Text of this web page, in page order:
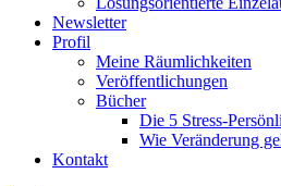
Newsletter
Profil
Meine Räumlichkeiten
Veröffentlichungen
Bücher
Die 5 Stress-
Wie Veränderung
Kontakt